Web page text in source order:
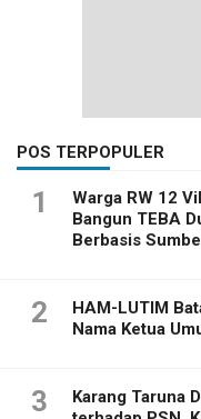
POS TERPOPULER
1
Warga RW 12
Bangun TEBA
Berbasis
2
HAM-LUTIM
Nama Ketua
3
Karang Taruna